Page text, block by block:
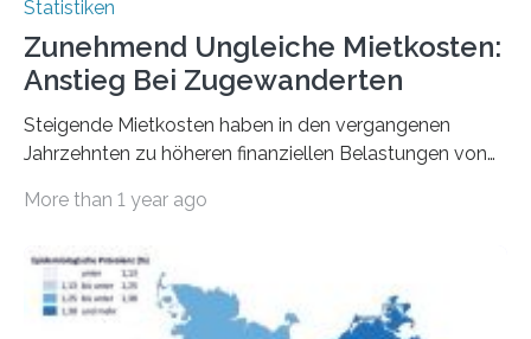
Statistiken
Zunehmend Ungleiche Mietkosten:
Anstieg Bei Zugewanderten
Steigende Mietkosten haben in den vergangenen
Jahrzehnten zu höheren finanziellen Belastungen von
Bundesinstitut für Bevölkerungsforschung (BiB)
gesamten Einkommen zwischen 1990 und 2020 für
unterschiedliche Einkommensgruppen sowie für in
Deutschland geborene Menschen und Zugewanderte
More than 1 year ago